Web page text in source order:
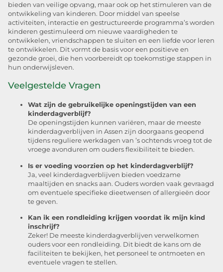
bieden van veilige opvang, maar ook op het stimuleren van de
ontwikkeling van kinderen. Door middel van speelse
activiteiten, interactie en gestructureerde programma’s worden
kinderen gestimuleerd om nieuwe vaardigheden te
ontwikkelen, vriendschappen te sluiten en een liefde voor leren
te ontwikkelen. Dit vormt de basis voor een positieve en
gezonde groei, die hen voorbereidt op toekomstige stappen in
hun onderwijsleven.
Veelgestelde Vragen
Wat zijn de gebruikelijke openingstijden van een
kinderdagverblijf?
De openingstijden kunnen variëren, maar de meeste
kinderdagverblijven in Assen zijn doorgaans geopend
tijdens reguliere werkdagen van ’s ochtends vroeg tot de
vroege avonduren om ouders flexibiliteit te bieden.
Is er voeding voorzien op het kinderdagverblijf?
Ja, veel kinderdagverblijven bieden voedzame
maaltijden en snacks aan. Ouders worden vaak gevraagd
om eventuele specifieke dieetwensen of allergieën door
te geven.
Kan ik een rondleiding krijgen voordat ik mijn kind
inschrijf?
Zeker! De meeste kinderdagverblijven verwelkomen
ouders voor een rondleiding. Dit biedt de kans om de
faciliteiten te bekijken, het personeel te ontmoeten en
eventuele vragen te stellen.